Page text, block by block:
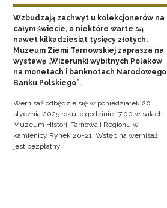
Wzbudzają zachwyt u kolekcjonerów na
całym świecie, a niektóre warte są
nawet kilkadziesiąt tysięcy złotych.
Muzeum Ziemi Tarnowskiej zaprasza na
wystawę „Wizerunki wybitnych Polaków
na monetach i banknotach Narodowego
Banku Polskiego”.
Wernisaż odbędzie się w poniedziałek 20
stycznia 2025 roku, o godzinie 17.00 w salach
Muzeum Historii Tarnowa i Regionu w
kamienicy Rynek 20-21. Wstęp na wernisaż
jest bezpłatny.